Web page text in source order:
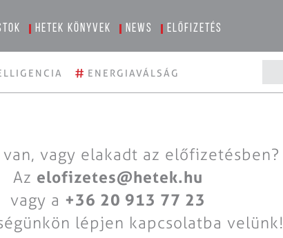
Hetek könyvek News Előfizetés
# ENERGIAVÁLSÁG
van, vagy elakadt az előfizetésben?
Az elofizetes@hetek.hu
vagy a +36 20 913 77 23
lépjen kapcsolatba velünk!